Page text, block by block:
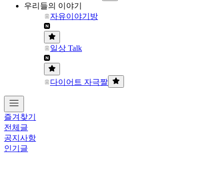
우리들의 이야기
자유이야기방
일상 Talk
다이어트 자극짤
즐겨찾기
전체글
공지사항
인기글